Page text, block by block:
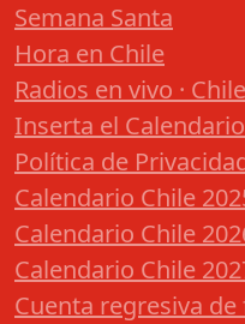
Semana Santa
Hora en Chile
Radios en vivo · Chile
Inserta el
Política de
Calendario Chile
Calendario Chile
Calendario Chile
Cuenta regresiva